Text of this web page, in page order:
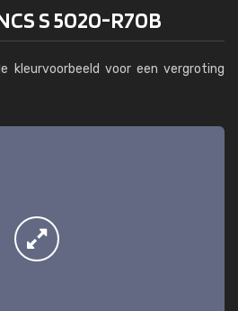
S 5020-R70B
kleurvoorbeeld voor een vergroting